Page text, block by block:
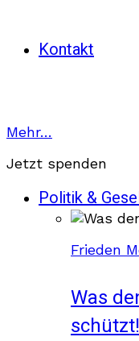
Kontakt
Mehr…
Jetzt spenden
Politik &
Frieden
Was
schützt!